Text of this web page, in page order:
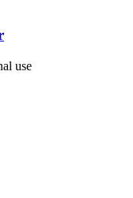
use